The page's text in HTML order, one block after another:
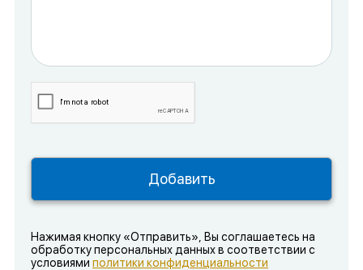
Нажимая кнопку «Отправить», Вы соглашаетесь на
обработку персональных данных в соответствии с
условиями политики конфиденциальности